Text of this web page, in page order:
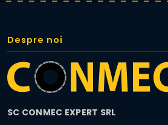
Despre noi
SC CONMEC EXPERT SRL